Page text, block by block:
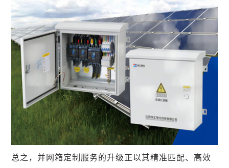
总之，并网箱定制服务的升级正以其精准匹配、高效